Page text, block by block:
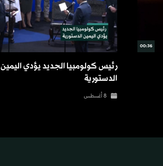
00:36
رئيس كولومبيا الجديد يؤدي اليمين
الدستورية
8 أغسطس